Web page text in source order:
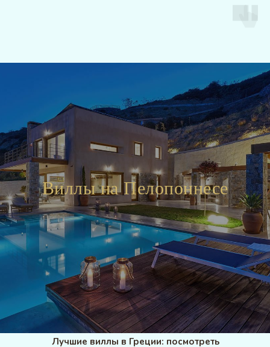
Виллы на Пелопоннесе
Лучшие виллы в Греции: посмотреть